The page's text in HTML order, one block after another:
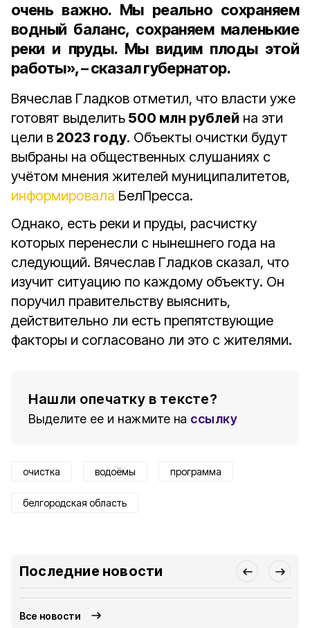
очень важно. Мы реально сохраняем
водный баланс, сохраняем маленькие
реки и пруды. Мы видим плоды этой
работы», – сказал губернатор.
Вячеслав Гладков отметил, что власти уже
готовят выделить 500 млн рублей на эти
цели в 2023 году. Объекты очистки будут
выбраны на общественных слушаниях с
учётом мнения жителей муниципалитетов,
информировала БелПресса.
Однако, есть реки и пруды, расчистку
которых перенесли с нынешнего года на
следующий. Вячеслав Гладков сказал, что
изучит ситуацию по каждому объекту. Он
поручил правительству выяснить,
действительно ли есть препятствующие
факторы и согласовано ли это с жителями.
Нашли опечатку в тексте?
Выделите ее и нажмите на ссылку
очистка водоёмы программа
белгородская область
Последние новости
Все новости